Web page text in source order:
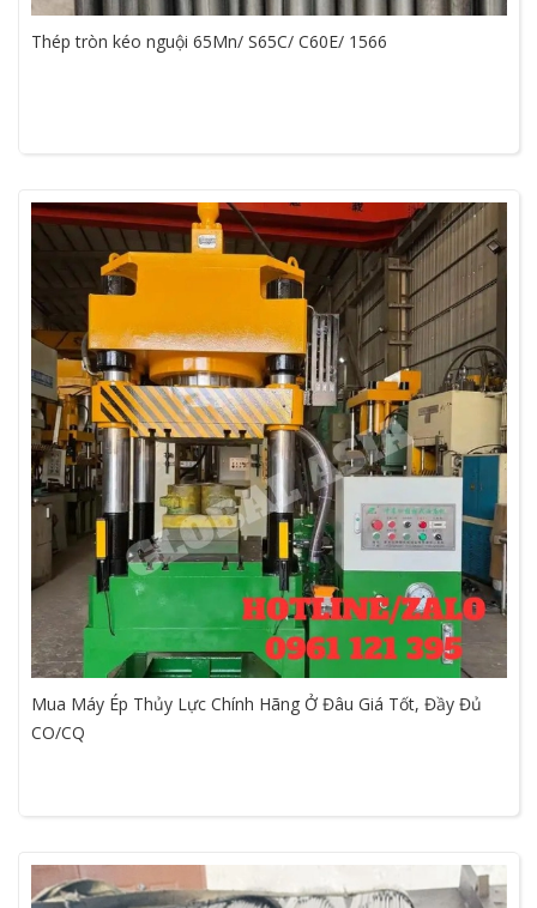
Thép tròn kéo nguội 65Mn/ S65C/ C60E/ 1566
Mua Máy Ép Thủy Lực Chính Hãng Ở Đâu Giá Tốt, Đầy Đủ
CO/CQ